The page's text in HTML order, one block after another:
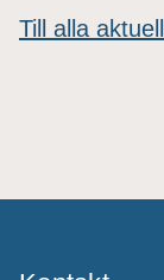
Till alla